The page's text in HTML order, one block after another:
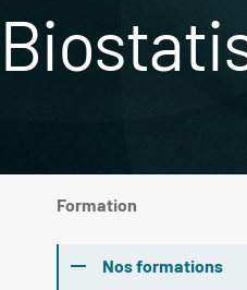
Formation
Nos formations